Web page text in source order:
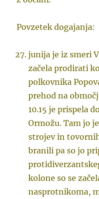
Povzetek dogajanja:
junija je iz smeri
začela prodirati
polkovnika
prehod na
10.15 je prispela
Ormožu. Tam jo
strojev in
branili pa so jo
kolone so se
nasprotnikoma,